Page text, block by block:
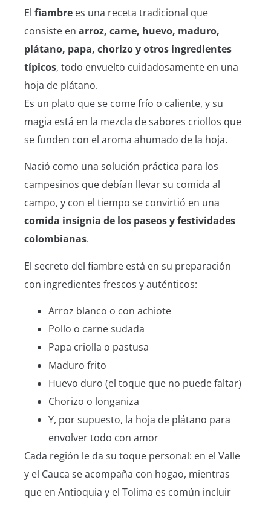
El fiambre es una receta tradicional que
consiste en arroz, carne, huevo, maduro,
plátano, papa, chorizo y otros ingredientes
típicos, todo envuelto cuidadosamente en una
hoja de plátano.
Es un plato que se come frío o caliente, y su
magia está en la mezcla de sabores criollos que
se funden con el aroma ahumado de la hoja.
Nació como una solución práctica para los
campesinos que debían llevar su comida al
campo, y con el tiempo se convirtió en una
comida insignia de los paseos y festividades
colombianas.
El secreto del fiambre está en su preparación
con ingredientes frescos y auténticos:
Arroz blanco o con achiote
Pollo o carne sudada
Papa criolla o pastusa
Maduro frito
Huevo duro (el toque que no puede faltar)
Chorizo o longaniza
Y, por supuesto, la hoja de plátano para
envolver todo con amor
Cada región le da su toque personal: en el Valle
y el Cauca se acompaña con hogao, mientras
que en Antioquia y el Tolima es común incluir